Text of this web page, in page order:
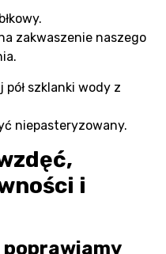
zakwaszenie naszego
pół szklanki wody z
niepasteryzowany.
i